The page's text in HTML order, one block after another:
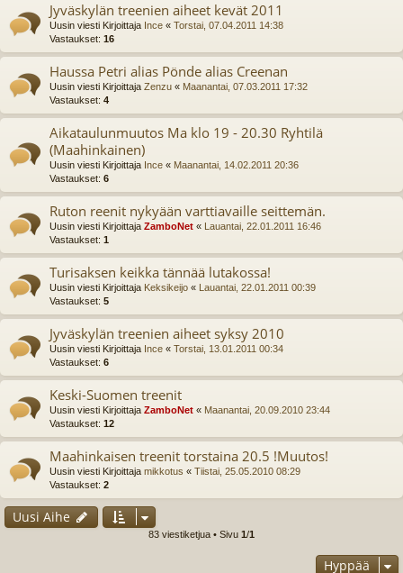
Jyväskylän treenien aiheet kevät 2011
Uusin viesti Kirjoittaja Ince « Torstai, 07.04.2011 14:38
Vastaukset: 16
Haussa Petri alias Pönde alias Creenan
Uusin viesti Kirjoittaja Zenzu « Maanantai, 07.03.2011 17:32
Vastaukset: 4
Aikataulunmuutos Ma klo 19 - 20.30 Ryhtilä
(Maahinkainen)
Uusin viesti Kirjoittaja Ince « Maanantai, 14.02.2011 20:36
Vastaukset: 6
Ruton reenit nykyään varttiavaille seittemän.
Uusin viesti Kirjoittaja ZamboNet «
Lauantai, 22.01.2011 16:46
Vastaukset: 1
Turisaksen keikka tännää lutakossa!
Uusin viesti Kirjoittaja Keksikeijo «
Lauantai, 22.01.2011 00:39
Vastaukset: 5
Jyväskylän treenien aiheet syksy 2010
Uusin viesti Kirjoittaja Ince « Torstai, 13.01.2011 00:34
Vastaukset: 6
Keski-Suomen treenit
Uusin viesti Kirjoittaja ZamboNet « Maanantai, 20.09.2010 23:44
Vastaukset: 12
Maahinkaisen treenit torstaina 20.5 !Muutos!
Uusin viesti Kirjoittaja mikkotus « Tiistai, 25.05.2010 08:29
Vastaukset: 2
Uusi Aihe
83 viestiketjua • Sivu 1 /1
Hyppää